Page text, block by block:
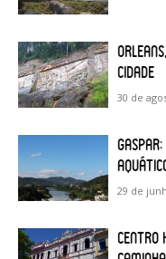
cidade
30 de
29 de
Centro